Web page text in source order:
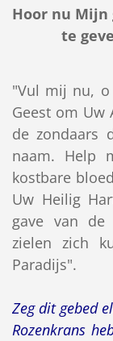
Hoor nu
te
"Vul mij nu, o
Geest om Uw
de zondaars
naam. Help
kostbare
Uw Heilig
gave van de
zielen zich
Paradijs".
Zeg dit gebed
Rozenkrans